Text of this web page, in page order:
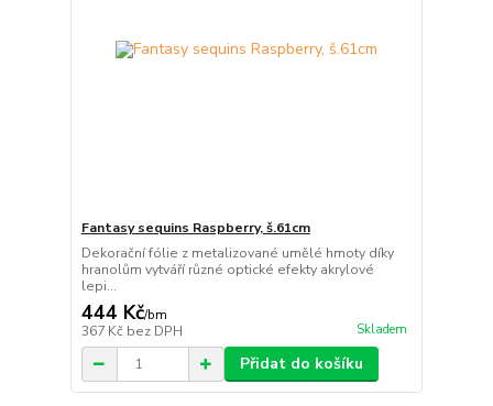
Fantasy sequins Raspberry, š.61cm
Dekorační fólie z metalizované umělé hmoty díky
hranolům vytváří různé optické efekty akrylové
lepi...
444 Kč/bm
367 Kč bez DPH Skladem
Přidat do košíku